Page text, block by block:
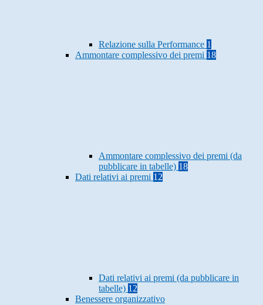
Relazione sulla Performance 1
Ammontare complessivo dei premi 18
Ammontare complessivo dei premi (da
pubblicare in tabelle) 18
Dati relativi ai premi 12
Dati relativi ai premi (da pubblicare in
tabelle) 12
Benessere organizzativo